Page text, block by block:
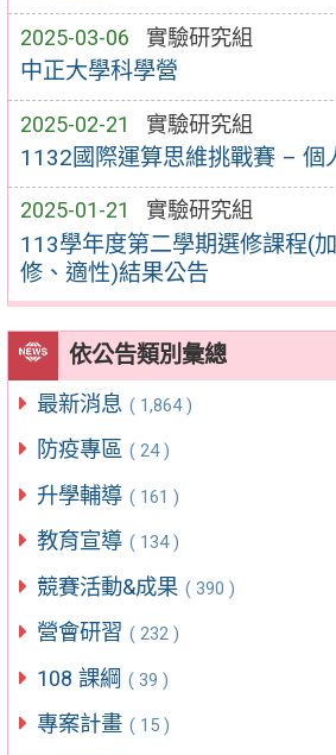
2025-03-06 實驗研究組
中正大學科學營
2025-02-21 實驗研究組
1132國際運算思維挑戰賽 – 個
2025-01-21 實驗研究組
113學年度第二學期選修課程(
修、適性)結果公告
依公告類別彙總
最新消息 ( 1,864 )
防疫專區 ( 24 )
升學輔導 ( 161 )
教育宣導 ( 134 )
競賽活動&成果 ( 390 )
營會研習 ( 232 )
108 課綱 ( 39 )
專案計畫 ( 15 )